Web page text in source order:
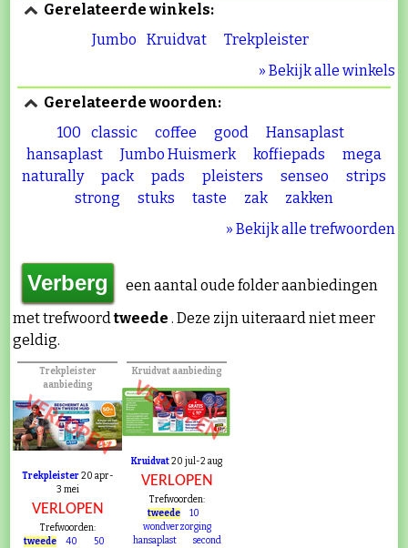
Gerelateerde winkels:
Jumbo
Kruidvat
Trekpleister
» Bekijk alle winkels
Gerelateerde woorden:
100
classic coffee good
Hansaplast
hansaplast
Jumbo Huismerk koffiepads
mega
naturally
pack pads pleisters senseo
strips
strong
stuks taste zak
zakken
» Bekijk alle trefwoorden
een aantal oude folder aanbiedingen
met trefwoordtweede . Deze zijn uiteraard niet meer
geldig.
Trekpleister
aanbieding
VERLOPEN
Trekpleister20 apr-
3 mei
VERLOPEN
Trefwoorden:
tweede
40
50
Kruidvat aanbieding
VERLOPEN
Kruidvat20 jul-2 aug
VERLOPEN
Trefwoorden:
tweede
10
wondverzorging
hansaplast
second